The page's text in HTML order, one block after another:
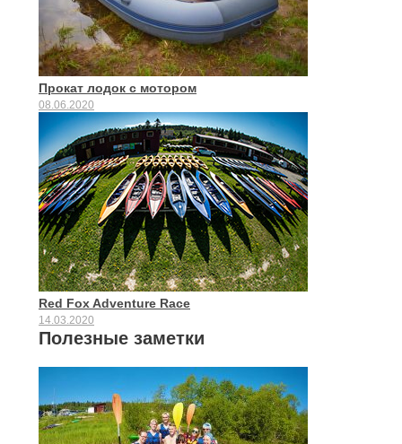
Прокат лодок с мотором
08.06.2020
Red Fox Adventure Race
14.03.2020
Полезные заметки